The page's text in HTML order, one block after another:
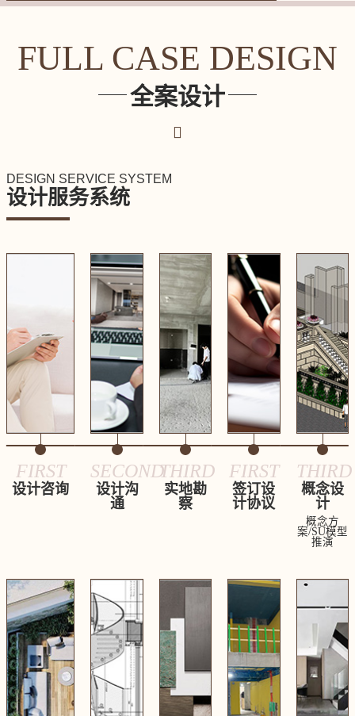
FULL CASE DESIGN
全案设计
DESIGN SERVICE SYSTEM
设计服务系统
FIRST
设计咨询
SECOND
设计沟
通
THIRD
实地勘
察
FIRST
签订设
计协议
THIRD
概念设
计
概念方
案/SU模型
推演